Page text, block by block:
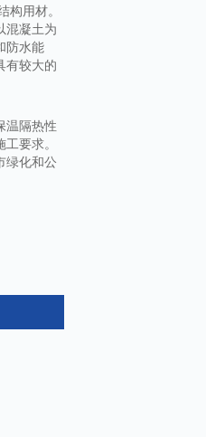
用材。
混凝土为
防水能
有较大的
温隔热性
要求。
绿化和公